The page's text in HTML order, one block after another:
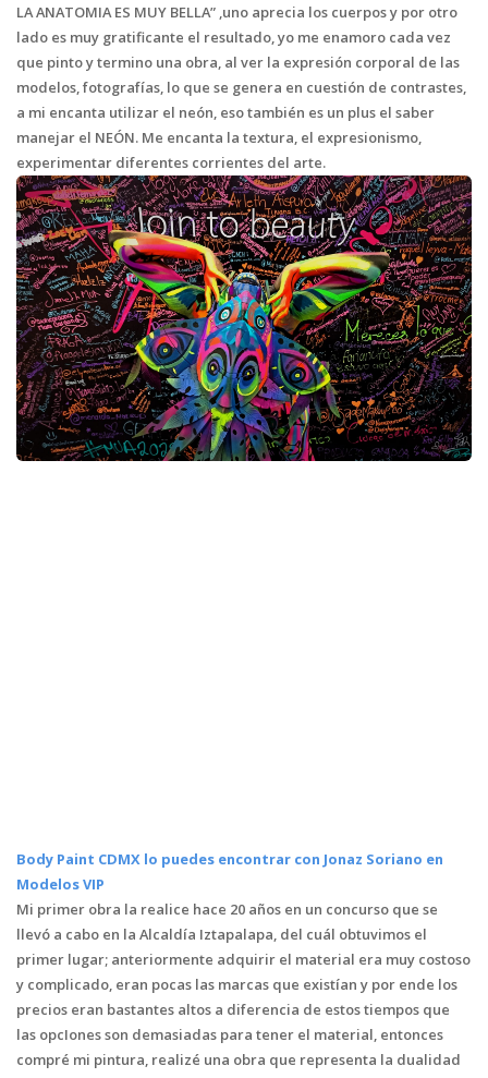
LA ANATOMIA ES MUY BELLA” ,uno aprecia los cuerpos y por otro
lado es muy gratificante el resultado, yo me enamoro cada vez
que pinto y termino una obra, al ver la expresión corporal de las
modelos, fotografías, lo que se genera en cuestión de contrastes,
a mi encanta utilizar el neón, eso también es un plus el saber
manejar el NEÓN. Me encanta la textura, el expresionismo,
experimentar diferentes corrientes del arte.
Body Paint CDMX lo puedes encontrar con Jonaz Soriano en
Modelos VIP
Mi primer obra la realice hace 20 años en un concurso que se
llevó a cabo en la Alcaldía Iztapalapa, del cuál obtuvimos el
primer lugar; anteriormente adquirir el material era muy costoso
y complicado, eran pocas las marcas que existían y por ende los
precios eran bastantes altos a diferencia de estos tiempos que
las opcIones son demasiadas para tener el material, entonces
compré mi pintura, realizé una obra que representa la dualidad